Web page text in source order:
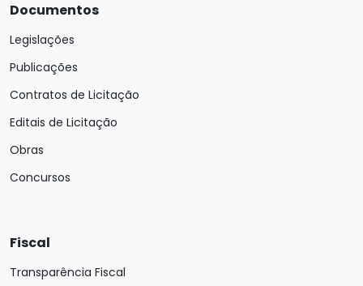
Documentos
Legislações
Publicações
Contratos de Licitação
Editais de Licitação
Obras
Concursos
Fiscal
Transparência Fiscal